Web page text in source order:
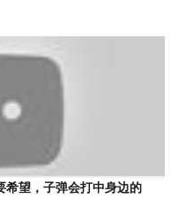
希望，子弹会打中身边的